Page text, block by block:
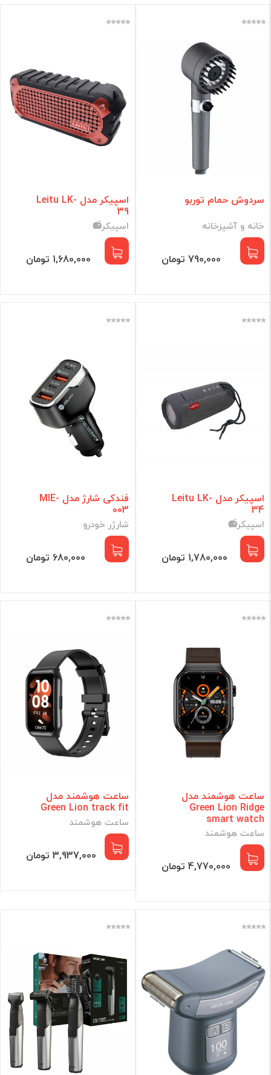
عینک هوشمند
لامپ شارژی
گجت Gaming
ماشین اصلاح
تولید محتوا
کمپ و سفر
قلم هوشمند
شیکر و آبمیوه گیر
چندراهی برق
زیبایی و سلامت
خانه و آشپزخانه
پنکه رومیزی
پرینتر و چاپگر
موبایل و تبلت
موس و کیبورد
قیمت:0 - 87,932,771 تومان
سردوش حمام توربو
خانه و آشپزخانه
790,000 تومان
اسپیکر مدل Leitu LK-
39
اسپیکر📻
1,680,000 تومان
اسپیکر مدل Leitu LK-
34
اسپیکر📻
1,780,000 تومان
فندکی شارژ مدل MIE-
003
شارژر خودرو
680,000 تومان
ساعت هوشمند مدل
Green Lion Ridge
smart watch
ساعت هوشمند
4,770,000 تومان
ساعت هوشمند مدل
Green Lion track fit
ساعت هوشمند
3,937,000 تومان